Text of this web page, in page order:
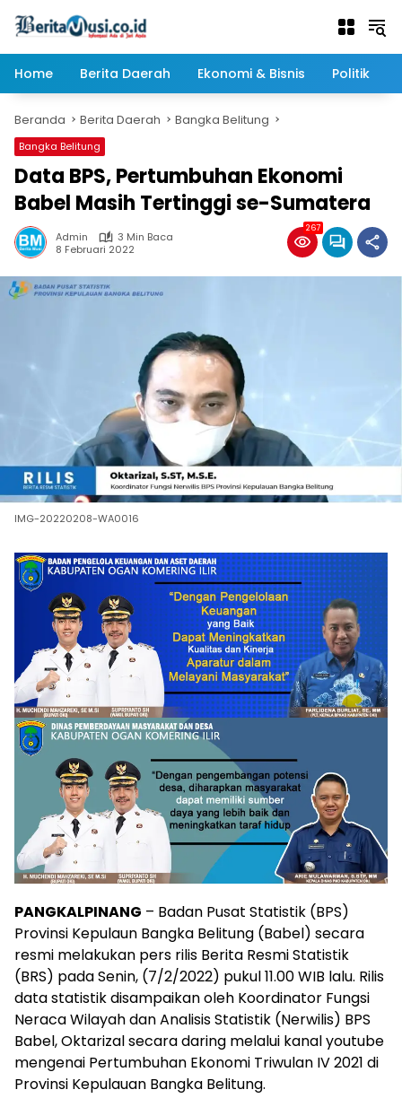
Home
Berita Daerah Ekonomi & Bisnis Politik
Beranda Berita Daerah Bangka Belitung
Bangka Belitung
Data BPS, Pertumbuhan Ekonomi
Babel Masih Tertinggi se-Sumatera
Admin
3 Min Baca
8 Februari 2022
267
IMG-20220208-WA0016
PANGKALPINANG – Badan Pusat Statistik (BPS)
Provinsi Kepulaun Bangka Belitung (Babel) secara
resmi melakukan pers rilis Berita Resmi Statistik
(BRS) pada Senin, (7/2/2022) pukul 11.00 WIB lalu. Rilis
data statistik disampaikan oleh Koordinator Fungsi
Neraca Wilayah dan Analisis Statistik (Nerwilis) BPS
Babel, Oktarizal secara daring melalui kanal youtube
mengenai Pertumbuhan Ekonomi Triwulan IV 2021 di
Provinsi Kepulauan Bangka Belitung.